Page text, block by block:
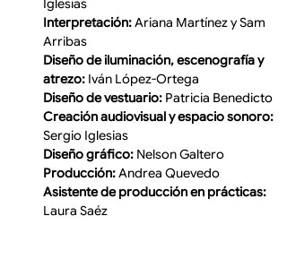
Iglesias
Interpretación: Ariana Martínez y Sam
Arribas
Diseño de iluminación, escenografía y
atrezo: Iván López-Ortega
Diseño de vestuario: Patricia Benedicto
Creación audiovisual y espacio sonoro:
Sergio Iglesias
Diseño gráfico: Nelson Galtero
Producción: Andrea Quevedo
Asistente de producción en prácticas:
Laura Saéz